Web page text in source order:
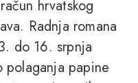
hrvatskog
Radnja romana
do 16. srpnja
papine